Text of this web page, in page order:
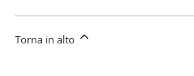
Torna in alto